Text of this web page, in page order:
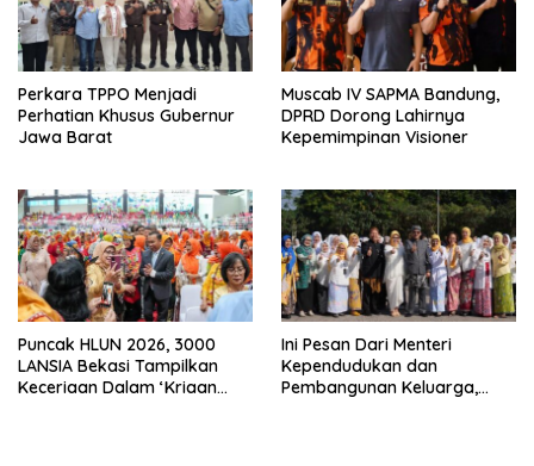
Perkara TPPO Menjadi
Perhatian Khusus Gubernur
Jawa Barat
Muscab IV SAPMA Bandung,
DPRD Dorong Lahirnya
Kepemimpinan Visioner
Puncak HLUN 2026, 3000
LANSIA Bekasi Tampilkan
Keceriaan Dalam ‘Kriaan
Ini Pesan Dari Menteri
Kependudukan dan
Pembangunan Keluarga,